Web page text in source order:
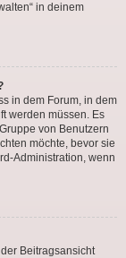
in deinem
in dem Forum, in dem
werden müssen. Es
von Benutzern
möchte, bevor sie
Administration, wenn
Beitragsansicht